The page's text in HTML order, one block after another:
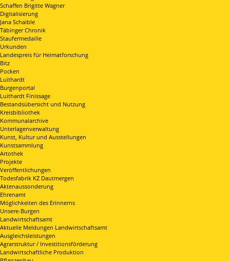
Schaffen Brigitte Wagner
Digitalisierung
Jana Schaible
Täbinger Chronik
Staufermedaille
Urkunden
Landespreis für Heimatforschung
Bitz
Pocken
Luithardt
Burgenportal
Luithardt Finissage
Bestandsübersicht und Nutzung
Kreisbibliothek
Kommunalarchive
Unterlagenverwaltung
Kunst, Kultur und Ausstellungen
Kunstsammlung
Artothek
Projekte
Veröffentlichungen
Todesfabrik KZ Dautmergen
Aktenaussonderung
Ehrenamt
Möglichkeiten des Erinnerns
Unsere-Burgen
Landwirtschaftsamt
Aktuelle Meldungen Landwirtschaftsamt
Ausgleichsleistungen
Agrarstruktur / Investitionsförderung
Landwirtschaftliche Produktion